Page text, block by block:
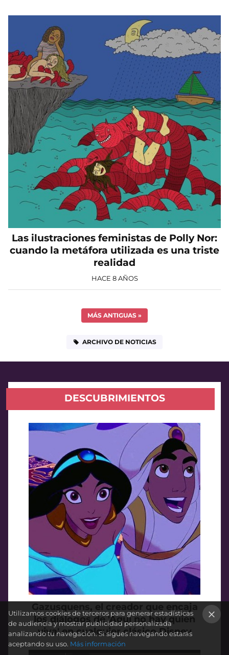
Las ilustraciones feministas de Polly Nor:
cuando la metáfora utilizada es una triste
realidad
HACE 8 AÑOS
MÁS ANTIGUAS »
ARCHIVO DE NOTICIAS
DESCUBRIMIENTOS
Gazusquens, el creador que encaja
los diálogos de 'Aquí no hay quien
viva' en cualquier clásico Disney
Utilizamos cookies de terceros para generar estadísticas
de audiencia y mostrar publicidad personalizada
analizando tu navegación. Si sigues navegando estarás
aceptando su uso. Más información